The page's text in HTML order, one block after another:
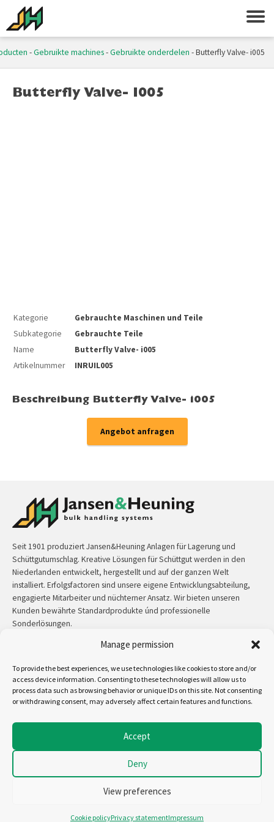
Manage permission
To provide the best experiences, we use technologies like cookies to store and/or
access device information. Consenting to these technologies will allow us to
process data such as browsing behavior or unique IDs on this site. Not consenting
or withdrawing consent, may adversely affect certain features and functions.
Accept
Deny
View preferences
Cookie policyPrivacy statementImpressum
-Gebruikte machines-Gebruikte onderdelen -Butterfly Valve- i005
Butterfly Valve- I005
Kategorie
Gebrauchte Maschinen und Teile
Subkategorie
Gebrauchte Teile
Name
Butterfly Valve- i005
Artikelnummer
INRUIL005
Beschreibung Butterfly Valve- i005
Angebot anfragen
Seit 1901 produziert Jansen&Heuning Anlagen für Lagerung und
Schüttgutumschlag. Kreative Lösungen für Schüttgut werden in den
Niederlanden entwickelt, hergestellt und auf der ganzen Welt
installiert. Erfolgsfactoren sind unsere eigene Entwicklungsabteilung,
engagierte Mitarbeiter und nüchterner Ansatz. Wir bieten unseren
Kunden bewährte Standardprodukte únd professionelle
Sonderlösungen.
+31 (0)50 3126 448/sales@jh.nl
mehr lesen
Copyright - Jansen&Heuning
Cookiebeleid (EU)
Privacyverklaring (EU)